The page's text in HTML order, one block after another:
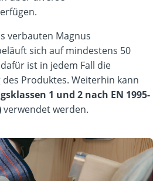
verbauten Magnus
sich auf mindestens 50
ist in jedem Fall die
Produktes. Weiterhin kann
1 und 2 nach EN 1995-
verwendet werden.